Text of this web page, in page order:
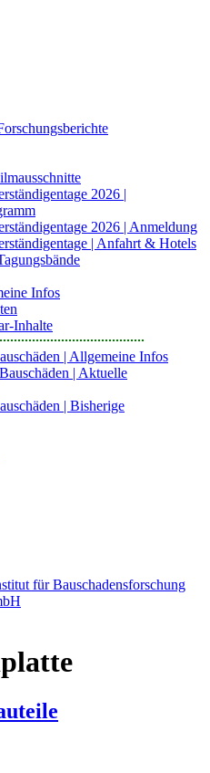
2026 |
2026 | Anmeldung
| Anfahrt & Hotels
Infos
Inhalte
| Allgemeine Infos
| Aktuelle
| Bisherige